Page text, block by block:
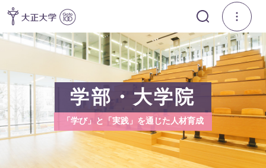
学部・大学院
「学び」と「実践」を通じた人材育成